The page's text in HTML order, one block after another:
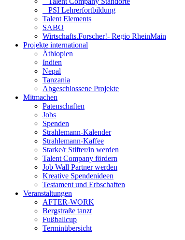
PSI Lehrerfortbildung
Talent Elements
SABO
Wirtschafts.Forscher!- Regio RheinMain
Projekte international
Äthiopien
Indien
Nepal
Tanzania
Abgeschlossene Projekte
Mitmachen
Patenschaften
Jobs
Spenden
Strahlemann-Kalender
Strahlemann-Kaffee
Starke/r Stifter/in werden
Talent Company fördern
Job Wall Partner werden
Kreative Spendenideen
Testament und Erbschaften
Veranstaltungen
AFTER-WORK
Bergstraße tanzt
Fußballcup
Terminübersicht